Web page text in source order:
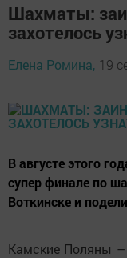
Шахматы:
захотелось
Елена Ромина, 19
В августе этого
супер финале по
Воткинске и
Камские Поляны